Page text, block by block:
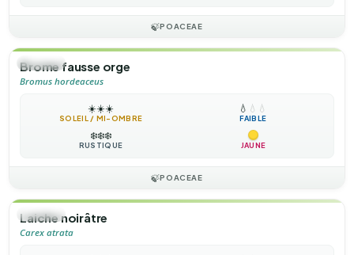
🍃POACEAE
🌿HERBE
Brome fausse orge
Bromus hordeaceus
☀️☀️☀️
SOLEIL / MI-OMBRE
💧 💧 💧
FAIBLE
❄️❄️❄️
RUSTIQUE JAUNE
🍃POACEAE
🌿HERBE
Laiche noirâtre
Carex atrata